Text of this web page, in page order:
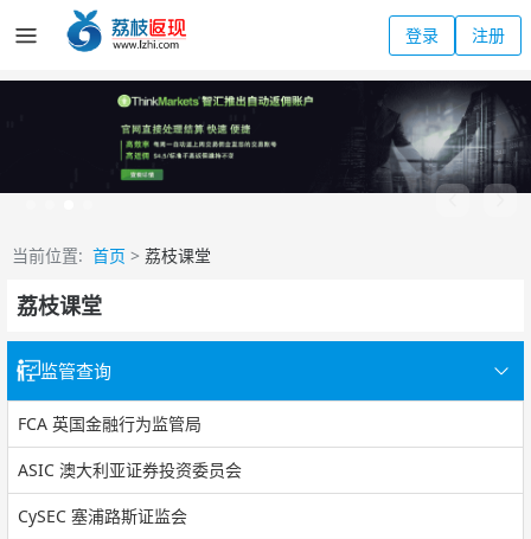
登录 注册
当前位置: 首页 > 荔枝课堂
荔枝课堂
监管查询
FCA 英国金融行为监管局
ASIC 澳大利亚证券投资委员会
CySEC 塞浦路斯证监会